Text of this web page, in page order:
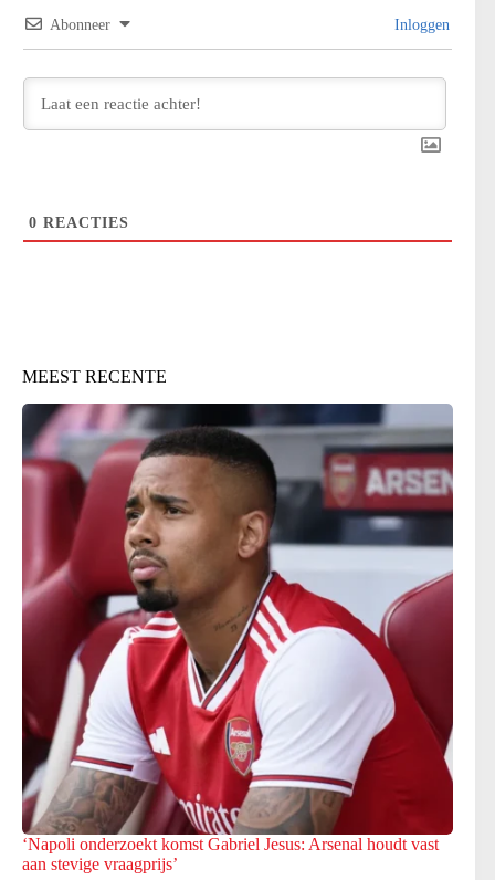
Abonneer Inloggen
0 REACTIES
MEEST RECENTE
‘Napoli onderzoekt komst Gabriel Jesus: Arsenal houdt vast
aan stevige vraagprijs’